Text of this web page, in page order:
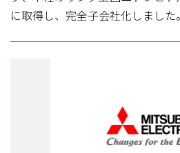
に取得し、完全子会社化しました。